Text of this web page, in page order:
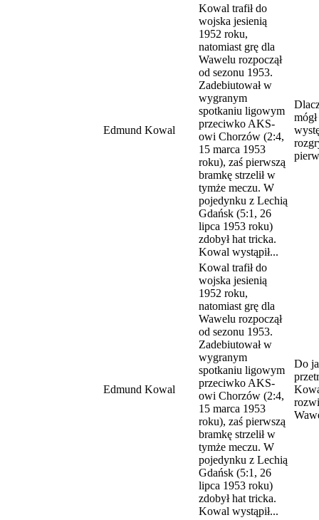
Edmund Kowal
Kowal trafił do
wojska jesienią
1952 roku,
natomiast grę dla
Wawelu rozpoczął
od sezonu 1953.
Zadebiutował w
wygranym
spotkaniu ligowym
przeciwko AKS-
owi Chorzów (2:4,
15 marca 1953
roku), zaś pierwszą
bramkę strzelił w
tymże meczu. W
pojedynku z Lechią
Gdańsk (5:1, 26
lipca 1953 roku)
zdobył hat tricka.
Kowal wystąpił...
Edmund Kowal
Kowal trafił do
wojska jesienią
1952 roku,
natomiast grę dla
Wawelu rozpoczął
od sezonu 1953.
Zadebiutował w
wygranym
spotkaniu ligowym
przeciwko AKS-
owi Chorzów (2:4,
15 marca 1953
roku), zaś pierwszą
bramkę strzelił w
tymże meczu. W
pojedynku z Lechią
Gdańsk (5:1, 26
lipca 1953 roku)
zdobył hat tricka.
Kowal wystąpił...
Do